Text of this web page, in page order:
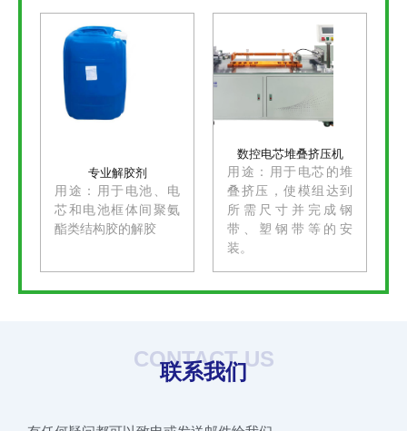
专业解胶剂
用途：用于电池、电
芯和电池框体间聚氨
酯类结构胶的解胶
数控电芯堆叠挤压机
用途：用于电芯的堆
叠挤压，使模组达到
所需尺寸并完成钢
带、塑钢带等的安
装。
CONTACT US
联系我们